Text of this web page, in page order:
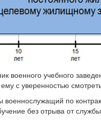
военного учебного
с уверенностью
по
без отрыва от